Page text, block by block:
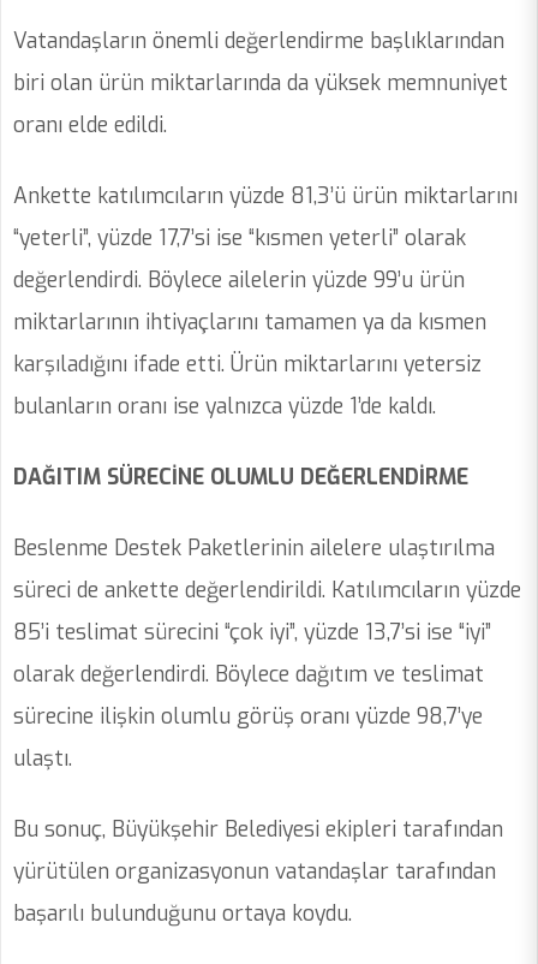
Vatandaşların önemli değerlendirme başlıklarından
biri olan ürün miktarlarında da yüksek memnuniyet
oranı elde edildi.
Ankette katılımcıların yüzde 81,3’ü ürün miktarlarını
“yeterli”, yüzde 17,7’si ise “kısmen yeterli” olarak
değerlendirdi. Böylece ailelerin yüzde 99’u ürün
miktarlarının ihtiyaçlarını tamamen ya da kısmen
karşıladığını ifade etti. Ürün miktarlarını yetersiz
bulanların oranı ise yalnızca yüzde 1’de kaldı.
DAĞITIM SÜRECİNE OLUMLU DEĞERLENDİRME
Beslenme Destek Paketlerinin ailelere ulaştırılma
süreci de ankette değerlendirildi. Katılımcıların yüzde
85’i teslimat sürecini “çok iyi”, yüzde 13,7’si ise “iyi”
olarak değerlendirdi. Böylece dağıtım ve teslimat
sürecine ilişkin olumlu görüş oranı yüzde 98,7’ye
ulaştı.
Bu sonuç, Büyükşehir Belediyesi ekipleri tarafından
yürütülen organizasyonun vatandaşlar tarafından
başarılı bulunduğunu ortaya koydu.